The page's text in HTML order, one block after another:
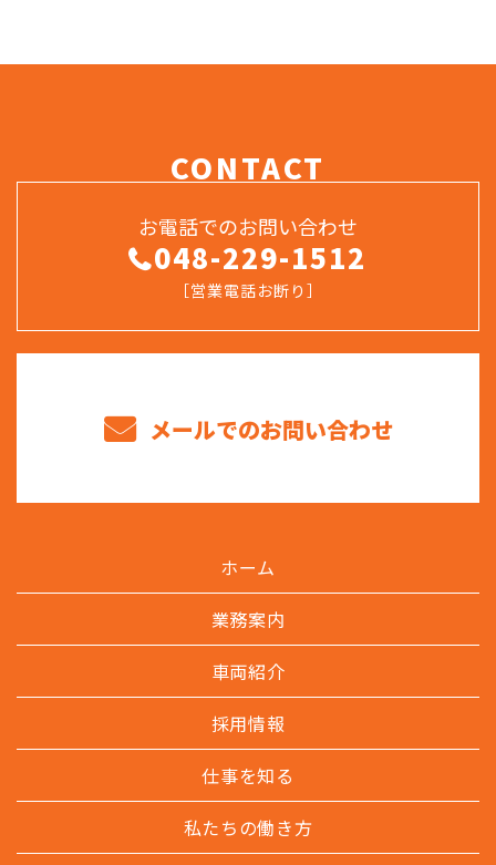
CONTACT
お電話でのお問い合わせ
048-229-1512
［営業電話お断り］
メールでのお問い合わせ
ホーム
業務案内
車両紹介
採用情報
仕事を知る
私たちの働き方